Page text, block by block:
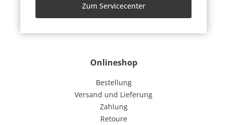
Onlineshop
Bestellung
Versand und Lieferung
Zahlung
Retoure
Zum Servicecenter